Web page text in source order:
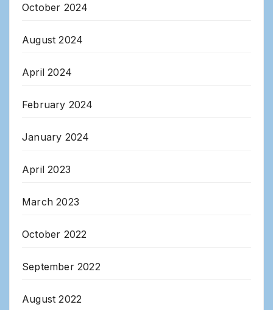
October 2024
August 2024
April 2024
February 2024
January 2024
April 2023
March 2023
October 2022
September 2022
August 2022